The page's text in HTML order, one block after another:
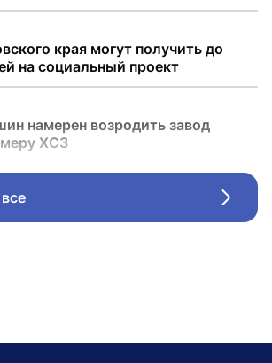
края могут получить до
на социальный проект
намерен возродить завод
ХСЗ